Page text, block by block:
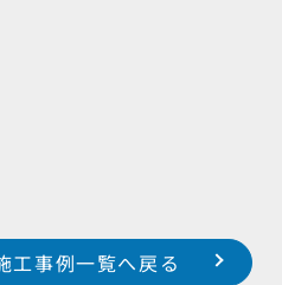
工事例一覧へ戻る